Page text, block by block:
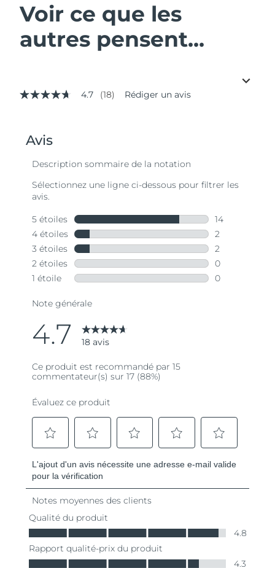
Voir ce que les
autres pensent...
4.7
valeur
de
note
Read
Lien
même
4.7 (18) Rédiger un avis